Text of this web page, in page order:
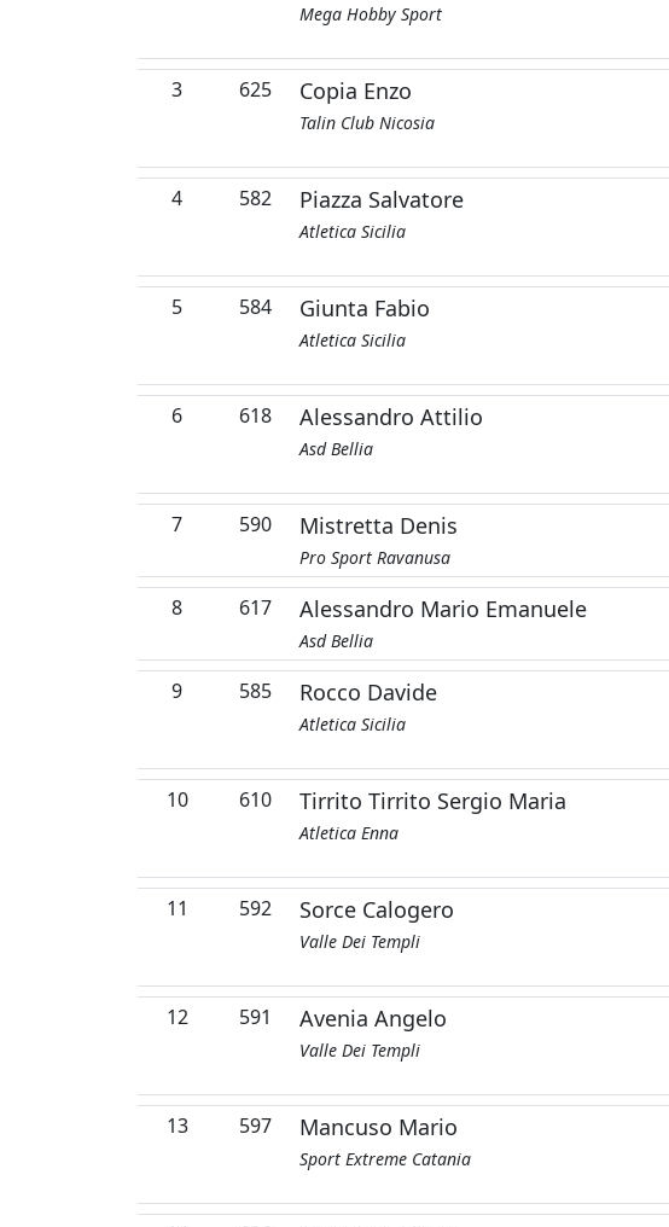
Mega Hobby Sport
3 625 Copia Enzo
Talin Club Nicosia
4 582 Piazza Salvatore
Atletica Sicilia
5 584 Giunta Fabio
Atletica Sicilia
6 618 Alessandro Attilio
Asd Bellia
7 590 Mistretta Denis
Pro Sport Ravanusa
8 617 Alessandro Mario Emanuele
Asd Bellia
9 585 Rocco Davide
Atletica Sicilia
10 610 Tirrito Tirrito Sergio Maria
Atletica Enna
11 592 Sorce Calogero
Valle Dei Templi
12 591 Avenia Angelo
Valle Dei Templi
13 597 Mancuso Mario
Sport Extreme Catania